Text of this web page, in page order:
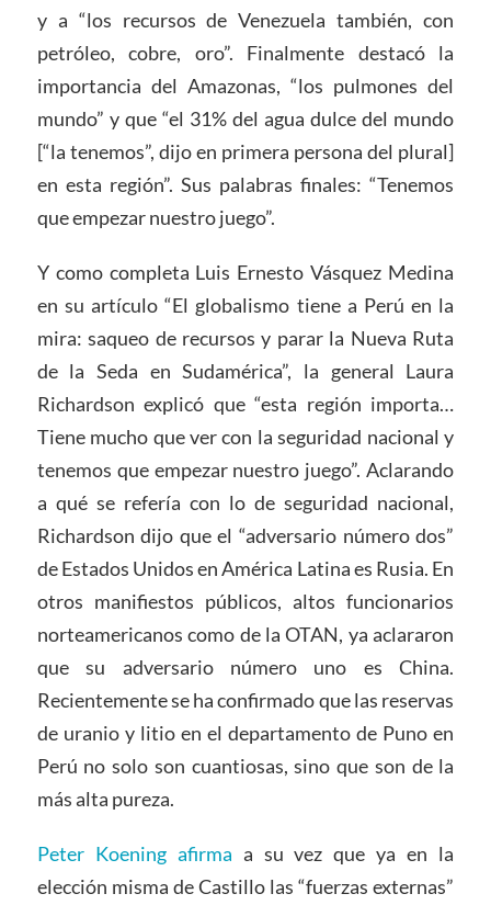
y a “los recursos de Venezuela también, con
petróleo, cobre, oro”. Finalmente destacó la
importancia del Amazonas, “los pulmones del
mundo” y que “el 31% del agua dulce del mundo
[“la tenemos”, dijo en primera persona del plural]
en esta región”. Sus palabras finales: “Tenemos
que empezar nuestro juego”.
Y como completa Luis Ernesto Vásquez Medina
en su artículo “El globalismo tiene a Perú en la
mira: saqueo de recursos y parar la Nueva Ruta
de la Seda en Sudamérica”, la general Laura
Richardson explicó que “esta región importa…
Tiene mucho que ver con la seguridad nacional y
tenemos que empezar nuestro juego”. Aclarando
a qué se refería con lo de seguridad nacional,
Richardson dijo que el “adversario número dos”
de Estados Unidos en América Latina es Rusia. En
otros manifiestos públicos, altos funcionarios
norteamericanos como de la OTAN, ya aclararon
que su adversario número uno es China.
Recientemente se ha confirmado que las reservas
de uranio y litio en el departamento de Puno en
Perú no solo son cuantiosas, sino que son de la
más alta pureza.
Peter Koening afirma a su vez que ya en la
elección misma de Castillo las “fuerzas externas”